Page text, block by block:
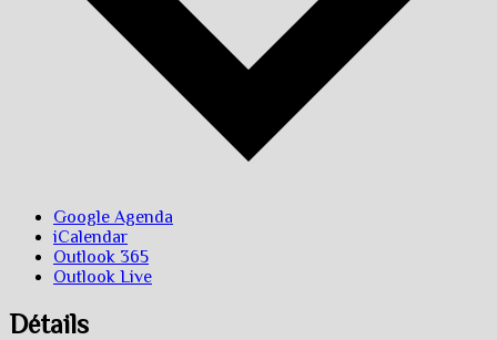
Google Agenda
iCalendar
Outlook 365
Outlook Live
Détails